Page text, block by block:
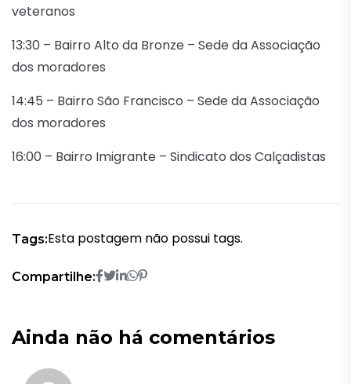
veteranos
13:30 – Bairro Alto da Bronze – Sede da Associação
dos moradores
14:45 – Bairro São Francisco – Sede da Associação
dos moradores
16:00 – Bairro Imigrante – Sindicato dos Calçadistas
Tags:Esta postagem não possui tags.
Compartilhe:
Ainda não há comentários